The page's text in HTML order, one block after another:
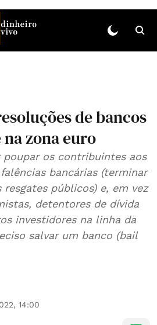
de bancos
zona euro
poupar os contribuintes aos
bancárias (terminar
públicos) e, em vez
detentores de dívida
investidores na linha da
salvar um banco (bail
14:00